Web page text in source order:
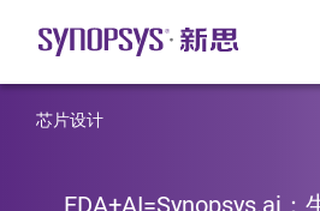
芯片设计
EDA+AI=Synopsys.ai：